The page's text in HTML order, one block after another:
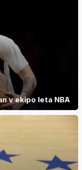
v ekipo leta NBA